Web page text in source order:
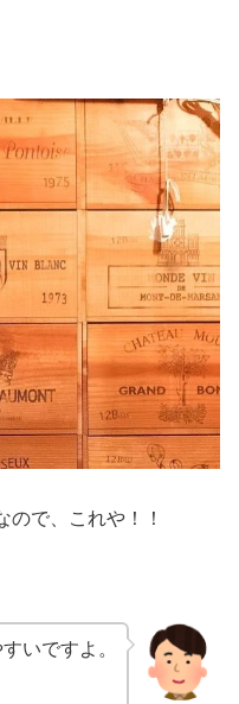
ので、これや！！
いですよ。